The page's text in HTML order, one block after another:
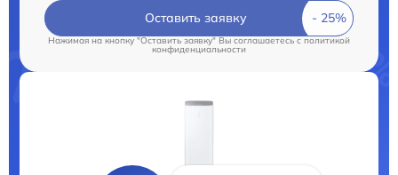
Оставить заявку
Нажимая на кнопку "Оставить заявку" Вы соглашаетесь c политикой
конфиденциальности